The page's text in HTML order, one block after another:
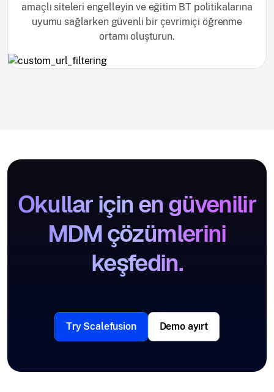
amaçlı siteleri engelleyin ve eğitim BT politikalarına
uyumu sağlarken güvenli bir çevrimiçi öğrenme
ortamı oluşturun.
Okullar için en güvenilir
MDM çözümlerini
keşfedin.
Try Scalefusion Demo ayırt